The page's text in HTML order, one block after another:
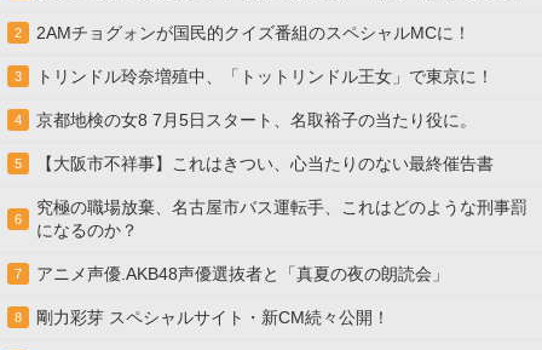
2 2AMチョグォンが国民的クイズ番組のスペシャルMCに！
3 トリンドル玲奈増殖中、「トットリンドル王女」で東京に！
4 京都地検の女8 7月5日スタート、名取裕子の当たり役に。
5 【大阪市不祥事】これはきつい、心当たりのない最終催告書
6
究極の職場放棄、名古屋市バス運転手、これはどのような刑事罰
になるのか？
7 アニメ声優.AKB48声優選抜者と「真夏の夜の朗読会」
8 剛力彩芽 スペシャルサイト・新CM続々公開！